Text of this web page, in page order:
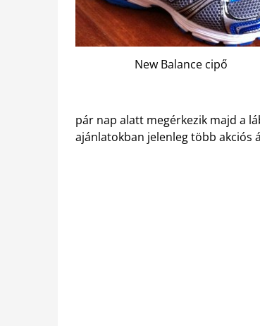
New Balance cipő
pár nap alatt megérkezik majd a
ajánlatokban jelenleg több akciós